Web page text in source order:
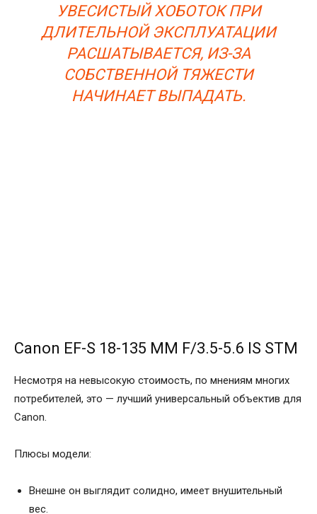
УВЕСИСТЫЙ ХОБОТОК ПРИ
ДЛИТЕЛЬНОЙ ЭКСПЛУАТАЦИИ
РАСШАТЫВАЕТСЯ, ИЗ-ЗА
СОБСТВЕННОЙ ТЯЖЕСТИ
НАЧИНАЕТ ВЫПАДАТЬ.
Canon EF-S 18-135 MM F/3.5-5.6 IS STM
Несмотря на невысокую стоимость, по мнениям многих
потребителей, это — лучший универсальный объектив для
Canon.
Плюсы модели:
Внешне он выглядит солидно, имеет внушительный
вес.